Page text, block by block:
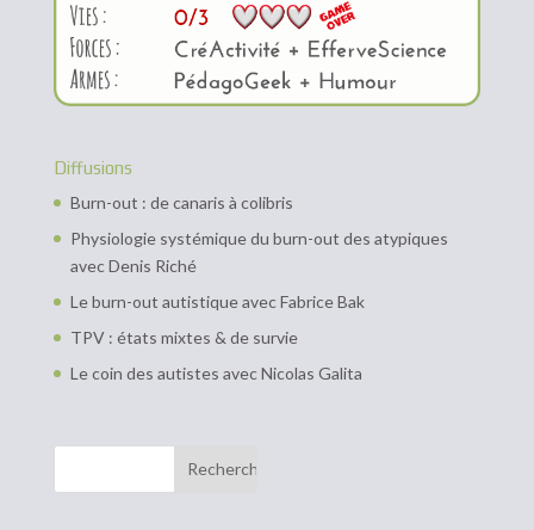
Diffusions
Burn-out : de canaris à colibris
Physiologie systémique du burn-out des atypiques
avec Denis Riché
Le burn-out autistique avec Fabrice Bak
TPV : états mixtes & de survie
Le coin des autistes avec Nicolas Galita